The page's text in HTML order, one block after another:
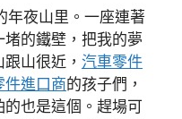
年夜山里。一座連著
的鐵壁，把我的夢
山很近， 汽車零件
件進口商的孩子們，
也是這個。趕場可